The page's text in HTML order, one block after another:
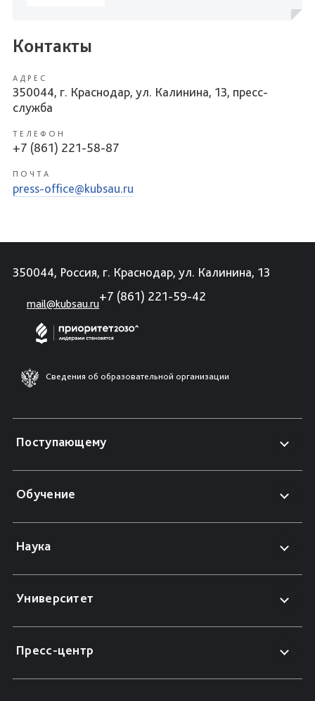
Контакты
АДРЕС
350044, г. Краснодар, ул. Калинина, 13, пресс-
служба
ТЕЛЕФОН
+7 (861) 221-58-87
ПОЧТА
press-office@kubsau.ru
350044, Россия, г. Краснодар, ул. Калинина, 13
mail@kubsau.ru
+7 (861) 221-59-42
Сведения об образовательной организации
Поступающему
Обучение
Наука
Университет
Пресс-центр